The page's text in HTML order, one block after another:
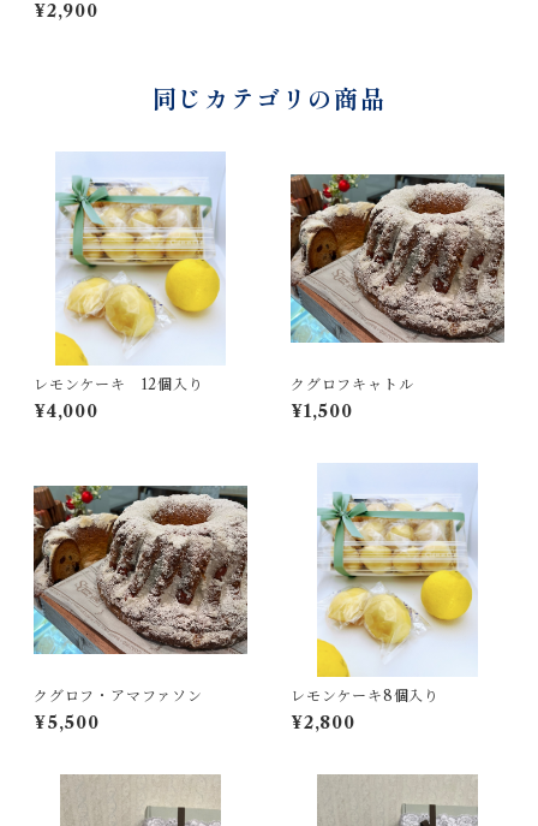
¥2,900
同じカテゴリの商品
レモンケーキ 12個入り
¥4,000
クグロフキャトル
¥1,500
クグロフ・アマファソン
¥5,500
レモンケーキ8個入り
¥2,800